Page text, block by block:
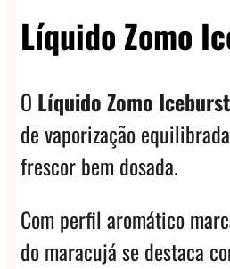
Líquido Zomo
O Líquido Zomo
de vaporização
frescor bem dosada.
Com perfil aromático
do maracujá se destaca